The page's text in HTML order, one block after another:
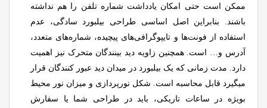
ممکن است حتی امکان یادداشت شماره تلفن را هم نداشته
باشند. بنابراین اصل اساسی طراحی بیلبورد سادگی، عدم
استفاده از فونت‌ها و تایپوگرافی‌های پیچیده، شماره‌های متعدد،
آدرس و… است. همچنین زاویه دید بینندگان متحرک نیز اهمیت
دارد. مدت زمانی که یک بیلبورد در میدان دید عبور کنندگان قرار
میگیرد قابل محاسبه است. شکل نورپردازی و میزان نور محیط
بویژه در ساعات تاریکی، باید در طراحی شما یا سفارش